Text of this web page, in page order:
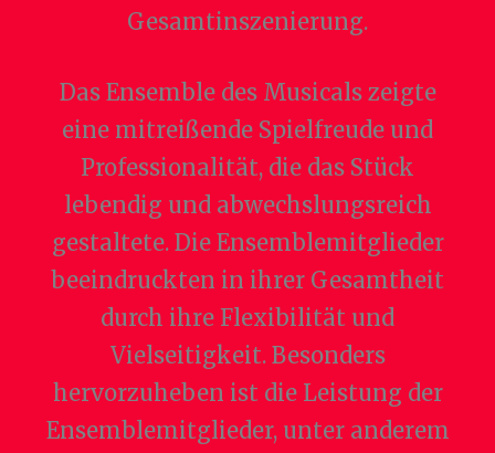
Gesamtinszenierung.
Das Ensemble des Musicals zeigte
eine mitreißende Spielfreude und
Professionalität, die das Stück
lebendig und abwechslungsreich
gestaltete. Die Ensemblemitglieder
beeindruckten in ihrer Gesamtheit
durch ihre Flexibilität und
Vielseitigkeit. Besonders
hervorzuheben ist die Leistung der
Ensemblemitglieder, unter anderem